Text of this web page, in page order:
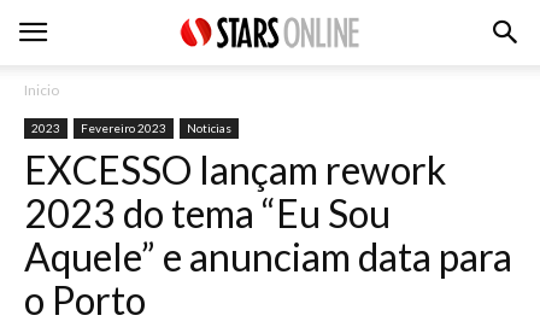
Inicio
2023 Fevereiro 2023 Noticias
EXCESSO lançam rework
2023 do tema “Eu Sou
Aquele” e anunciam data para
o Porto